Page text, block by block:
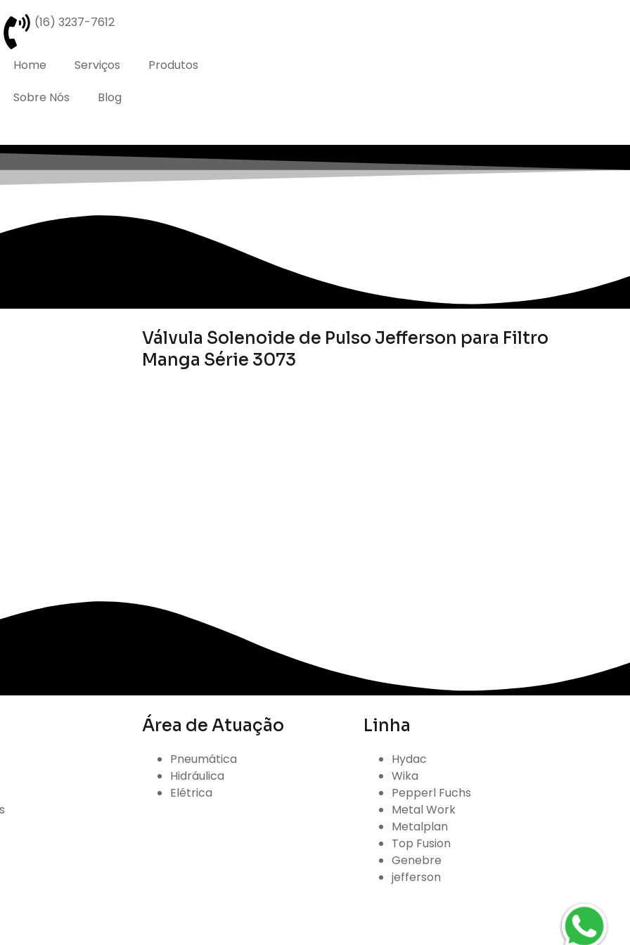
(16) 3237-7612
Home Serviços
Produtos
Sobre Nós
Blog
Válvula Solenoide de Pulso Jefferson para Filtro
Manga Série 3073
Área de Atuação
Pneumática
Hidráulica
Elétrica
Linha
Hydac
Wika
Pepperl Fuchs
Metal Work
Metalplan
Top Fusion
Genebre
jefferson